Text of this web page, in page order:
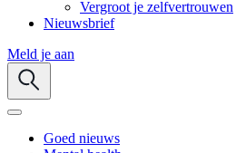
Vergroot je zelfvertrouwen
Nieuwsbrief
Meld je aan
Goed nieuws